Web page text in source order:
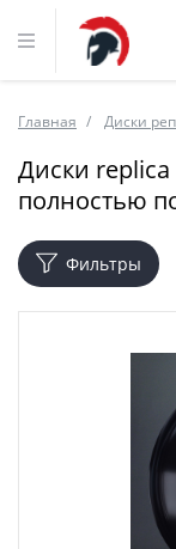
Главная Диски
Диски replica
полностью
Фильтры